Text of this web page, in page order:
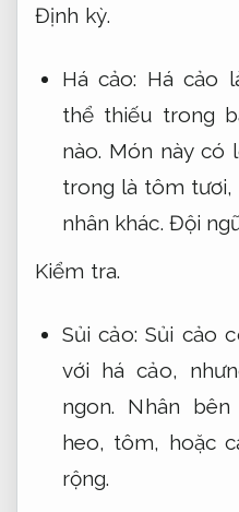
Định kỳ.
Há cảo: Há cảo
thể thiếu trong
nào. Món này có
trong là tôm tươi,
nhân khác. Đội
Kiểm tra.
Sủi cảo: Sủi cảo
với há cảo,
ngon. Nhân
heo, tôm, hoặc
rộng.